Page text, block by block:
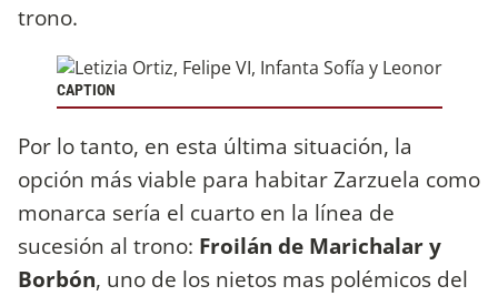
trono.
CAPTION
Por lo tanto, en esta última situación, la
opción más viable para habitar Zarzuela como
monarca sería el cuarto en la línea de
sucesión al trono: Froilán de Marichalar y
Borbón, uno de los nietos mas polémicos del